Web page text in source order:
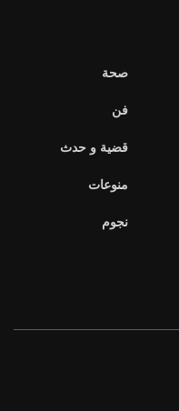
صحة
فن
قضية و حدث
منوعات
نجوم